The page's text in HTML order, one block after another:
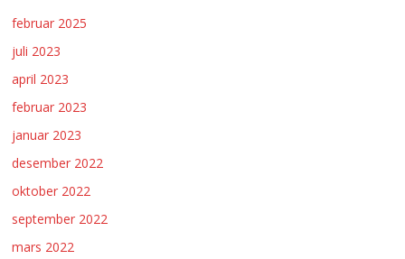
februar 2025
juli 2023
april 2023
februar 2023
januar 2023
desember 2022
oktober 2022
september 2022
mars 2022